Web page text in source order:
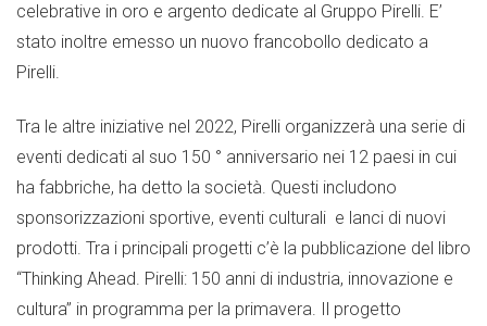
celebrative in oro e argento dedicate al Gruppo Pirelli. E’
stato inoltre emesso un nuovo francobollo dedicato a
Pirelli.
Tra le altre iniziative nel 2022, Pirelli organizzerà una serie di
eventi dedicati al suo 150 ° anniversario nei 12 paesi in cui
ha fabbriche, ha detto la società. Questi includono
sponsorizzazioni sportive, eventi culturali e lanci di nuovi
prodotti. Tra i principali progetti c’è la pubblicazione del libro
“Thinking Ahead. Pirelli: 150 anni di industria, innovazione e
cultura” in programma per la primavera. Il progetto